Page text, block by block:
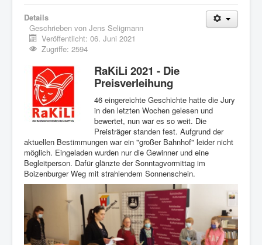
Details
Geschrieben von Jens Seligmann
Veröffentlicht: 06. Juni 2021
Zugriffe: 2594
RaKiLi 2021 - Die
Preisverleihung
46 eingereichte Geschichte hatte die Jury
in den letzten Wochen gelesen und
bewertet, nun war es so weit. Die
Preisträger standen fest. Aufgrund der
aktuellen Bestimmungen war ein "großer Bahnhof" leider nicht
möglich. Eingeladen wurden nur die Gewinner und eine
Begleitperson. Dafür glänzte der Sonntagvormittag im
Boizenburger Weg mit strahlendem Sonnenschein.